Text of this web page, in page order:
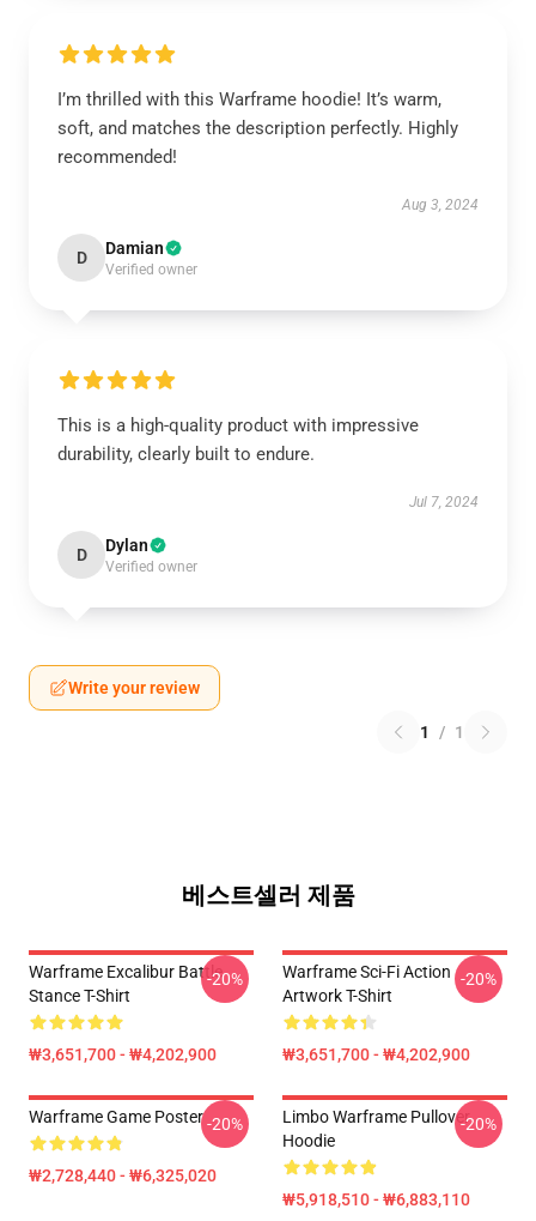
I’m thrilled with this Warframe hoodie! It’s warm,
soft, and matches the description perfectly. Highly
recommended!
Aug 3, 2024
D Damian
Verified owner
This is a high-quality product with impressive
durability, clearly built to endure.
Jul 7, 2024
D Dylan
Verified owner
Write your review
1 / 1
베스트셀러 제품
Warframe Excalibur Battle
Stance T-Shirt
₩3,651,700 - ₩4,202,900
-20%
Warframe Sci-Fi Action
Artwork T-Shirt
₩3,651,700 - ₩4,202,900
-20%
Warframe Game Poster
₩2,728,440 - ₩6,325,020
-20%
Limbo Warframe Pullover
Hoodie
₩5,918,510 - ₩6,883,110
-20%